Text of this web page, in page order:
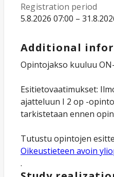
Registration period
5.8.2026 07:00 –
Additional
Opintojakso kuuluu
Esitietovaatimukset:
ajatteluun I 2 op -
tarkistetaan ennen
Tutustu opintojen
Oikeustieteen avoin
.